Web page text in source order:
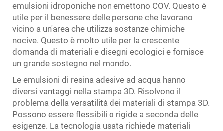
emulsioni idroponiche non emettono COV. Questo è
utile per il benessere delle persone che lavorano
vicino a un'area che utilizza sostanze chimiche
nocive. Questo è molto utile per la crescente
domanda di materiali e disegni ecologici e fornisce
un grande sostegno nel mondo.
Le emulsioni di resina adesive ad acqua hanno
diversi vantaggi nella stampa 3D. Risolvono il
problema della versatilità dei materiali di stampa 3D.
Possono essere flessibili o rigide a seconda delle
esigenze. La tecnologia usata richiede materiali